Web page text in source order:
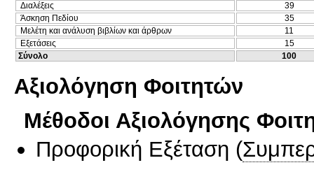
Διαλέξεις
39
Άσκηση Πεδίου
35
Μελέτη και ανάλυση βιβλίων και άρθρων
11
Εξετάσεις
15
Σύνολο
100
Αξιολόγηση Φοιτητών
Μέθοδοι Αξιολόγησης
Προφορική Εξέταση (